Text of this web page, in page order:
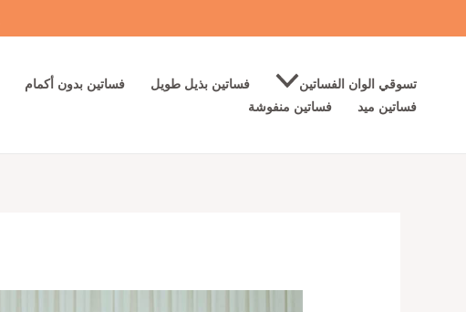
إلى
تسوقي الوان الفساتين فساتين بذيل طويل
فساتين بدون أكمام
فساتين ميد
فساتين منفوشة